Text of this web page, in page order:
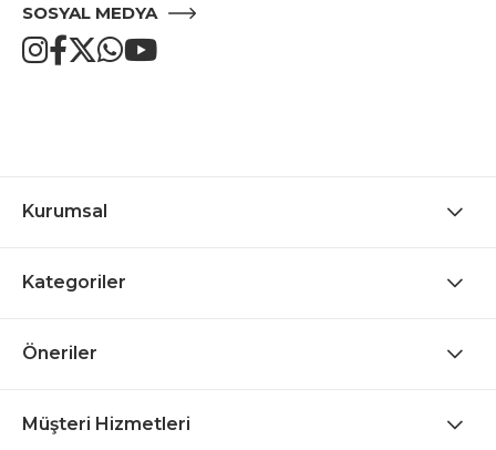
SOSYAL MEDYA
Kurumsal
Kategoriler
Öneriler
Müşteri Hizmetleri